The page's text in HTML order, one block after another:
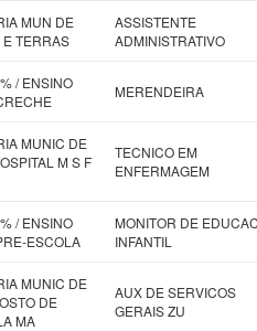
MUN DE
TERRAS
ASSISTENTE
ADMINISTRATIVO
/ ENSINO
MERENDEIRA
MUNIC DE
M S F
TECNICO EM
ENFERMAGEM
/ ENSINO
ESCOLA
MONITOR DE
INFANTIL
MUNIC DE
DE
MA
AUX DE SERVICOS
GERAIS ZU